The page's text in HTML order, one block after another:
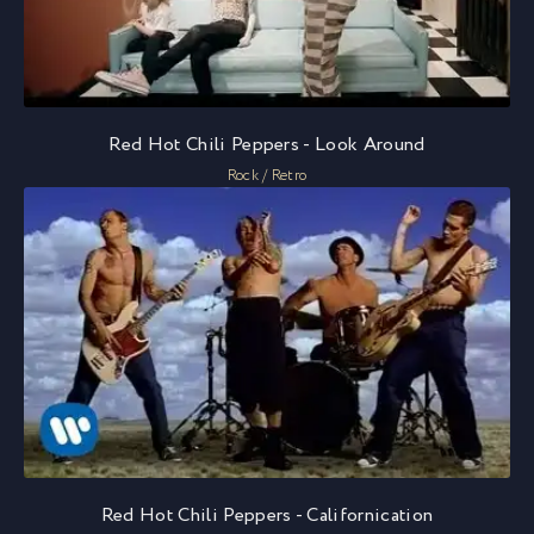
Red Hot Chili Peppers - Look Around
Rock / Retro
Red Hot Chili Peppers - Californication